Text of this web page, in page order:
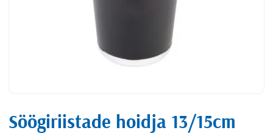
Söögiriistade hoidja 13/15cm